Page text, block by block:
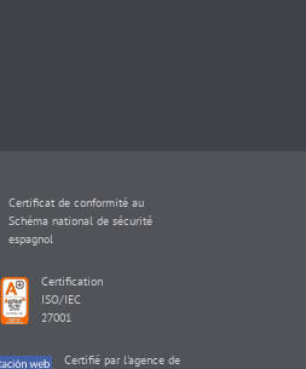
Certificat de conformité au
Schéma national de sécurité
espagnol
Certification
ISO/IEC
27001
Certifié par l'agence de